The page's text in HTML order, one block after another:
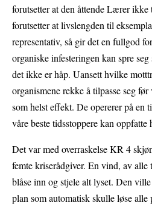
forutsetter at den åttende Lærer
forutsetter at livslengden til
representativ, så gir det en fullgod
organiske infesteringen kan spre
det ikke er håp. Uansett hvilke
organismene rekke å tilpasse seg
som helst effekt. De opererer på en
våre beste tidsstoppere kan oppfatte
Det var med overraskelse KR 4
femte kriserådgiver. En vind, av
blåse inn og stjele alt lyset. Den
plan som automatisk skulle løse alle